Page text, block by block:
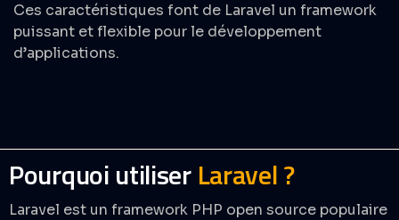
Ces caractéristiques font de Laravel un framework
puissant et flexible pour le développement
d’applications.
Pourquoi utiliserLaravel ?
Laravel est un framework PHP open source populaire